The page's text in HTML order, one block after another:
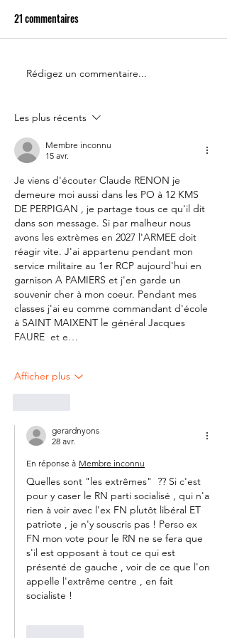
Le 14 juillet doit rester une
21 commentaires
Rédigez un commentaire...
Les plus récents
Membre inconnu
15 avr.
Je viens d'écouter Claude RENON je
demeure moi aussi dans les PO à 12 KMS
DE PERPIGAN , je partage tous ce qu'il dit
dans son message. Si par malheur nous
avons les extrèmes en 2027 l'ARMEE doit
réagir vite. J'ai appartenu pendant mon
service militaire au 1er RCP aujourd'hui en
garnison A PAMIERS et j'en garde un
souvenir cher à mon coeur. Pendant mes
classes j'ai eu comme commandant d'école
à SAINT MAIXENT le général Jacques
FAURE  et e…
Afficher plus
gerardnyons
28 avr.
En réponse à Membre inconnu
Quelles sont "les extrêmes"  ?? Si c'est
pour y caser le RN parti socialisé , qui n'a
rien à voir avec l'ex FN plutôt libéral ET
patriote , je n'y souscris pas ! Perso ex
FN mon vote pour le RN ne se fera que
s'il est opposant à tout ce qui est
présenté de gauche , voir de ce que l'on
appelle l'extrême centre , en fait
socialiste !